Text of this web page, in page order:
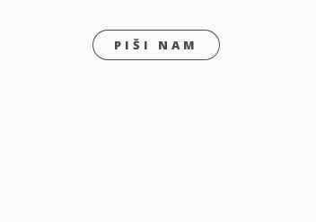
PIŠI NAM